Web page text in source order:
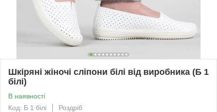
Шкіряні жіночі сліпони білі від виробника (Б 1
білі)
В наявності
Код: Б 1 білі
Роздріб